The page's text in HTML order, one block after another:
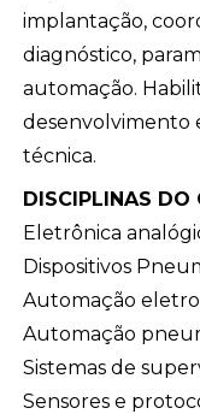
implantação,
diagnóstico,
automação.
desenvolvimento
técnica.
DISCIPLINAS DO
Eletrônica
Dispositivos
Automação
Automação
Sistemas de
Sensores e